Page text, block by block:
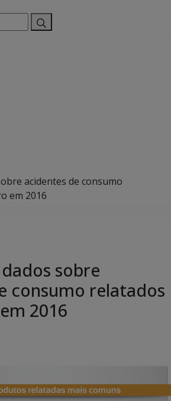
acidentes de consumo
em 2016
sobre
consumo relatados
2016